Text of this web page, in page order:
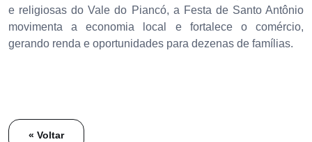
e religiosas do Vale do Piancó, a Festa de Santo Antônio
movimenta a economia local e fortalece o comércio,
gerando renda e oportunidades para dezenas de famílias.
« Voltar